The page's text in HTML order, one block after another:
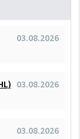
03.08.2026
03.08.2026
03.08.2026